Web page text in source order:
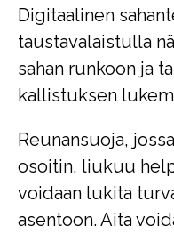
Digitaalinen
taustavalaistulla
sahan runkoon ja
kallistuksen
Reunansuoja,
osoitin, liukuu
voidaan lukita
asentoon. Aita